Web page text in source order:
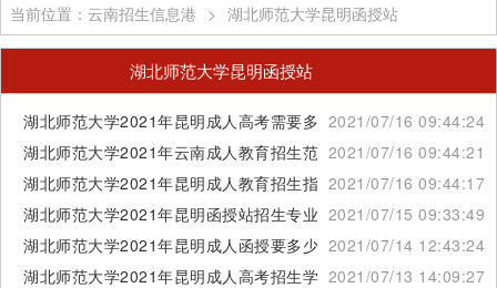
当前位置：云南招生信息港 > 湖北师范大学昆明函授站
湖北师范大学昆明函授站
湖北师范大学2021年昆明成人高考需要多少分2021/07/16 09:44:24
湖北师范大学2021年云南成人教育招生范围2021/07/16 09:44:21
湖北师范大学2021年昆明成人教育招生指南2021/07/16 09:44:17
湖北师范大学2021年昆明函授站招生专业计划2021/07/15 09:33:49
湖北师范大学2021年昆明成人函授要多少钱2021/07/14 12:43:24
湖北师范大学2021年昆明成人高考招生学费2021/07/13 14:09:27